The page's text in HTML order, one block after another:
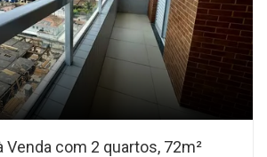
Venda com 2 quartos, 72m²